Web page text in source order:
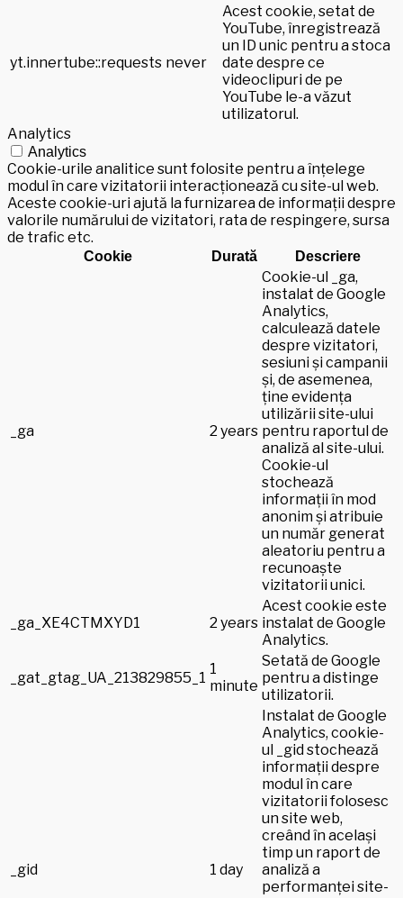
yt.innertube::requests never
Acest cookie, setat de
YouTube, înregistrează
un ID unic pentru a stoca
date despre ce
videoclipuri de pe
YouTube le-a văzut
utilizatorul.
Analytics
Analytics
Cookie-urile analitice sunt folosite pentru a înțelege
modul în care vizitatorii interacționează cu site-ul web.
Aceste cookie-uri ajută la furnizarea de informații despre
valorile numărului de vizitatori, rata de respingere, sursa
de trafic etc.
Cookie Durată Descriere
_ga 2 years
Cookie-ul _ga,
instalat de Google
Analytics,
calculează datele
despre vizitatori,
sesiuni și campanii
și, de asemenea,
ține evidența
utilizării site-ului
pentru raportul de
analiză al site-ului.
Cookie-ul
stochează
informații în mod
anonim și atribuie
un număr generat
aleatoriu pentru a
recunoaște
vizitatorii unici.
_ga_XE4CTMXYD1 2 years
Acest cookie este
instalat de Google
Analytics.
_gat_gtag_UA_213829855_1
1
minute
Setată de Google
pentru a distinge
utilizatorii.
_gid 1 day
Instalat de Google
Analytics, cookie-
ul _gid stochează
informații despre
modul în care
vizitatorii folosesc
un site web,
creând în același
timp un raport de
analiză a
performanței site-